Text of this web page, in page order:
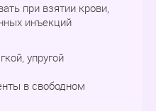
при взятии крови,
инъекций
упругой
в свободном